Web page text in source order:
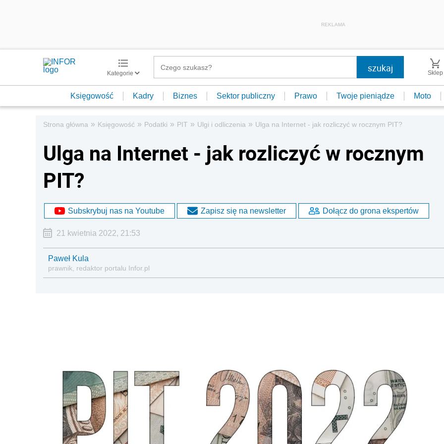
REKLAMA
Kategorie Sklep
Księgowość Kadry Biznes Sektor publiczny Prawo Twoje pieniądze Moto
Strona główna » Księgowość » Podatki » PIT » Ulgi i odliczenia » Ulga na Internet - jak rozliczyć w rocznym PIT?
Ulga na Internet - jak rozliczyć w rocznym
PIT?
Subskrybuj nas na Youtube Zapisz się na newsletter Dołącz do grona ekspertów
21 kwietnia 2022, 21:53
Paweł Kula
prawnik, redaktor portalu Infor.pl